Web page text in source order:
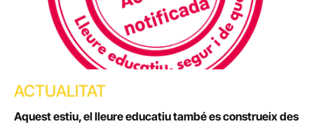
ACTUALITAT
Aquest estiu, el lleure educatiu també es construeix des